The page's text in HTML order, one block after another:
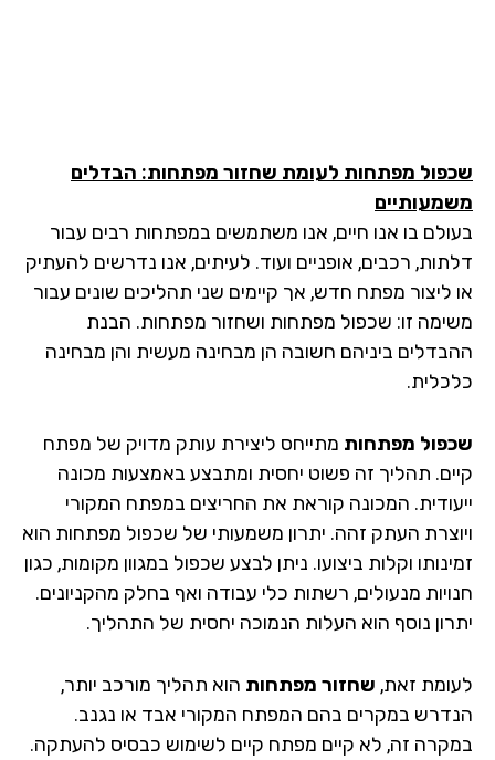
מפתחות לעומת שחזור מפתחות: הבדלים
בו אנו חיים, אנו משתמשים במפתחות רבים עבור
רכבים, אופניים ועוד. לעיתים, אנו נדרשים להעתיק
ליצור מפתח חדש, אך קיימים שני תהליכים שונים עבור
זו: שכפול מפתחות ושחזור מפתחות. הבנת
ביניהם חשובה הן מבחינה מעשית והן מבחינה
מפתחותמתייחס ליצירת עותק מדויק של מפתח
תהליך זה פשוט יחסית ומתבצע באמצעות מכונה
המכונה קוראת את החריצים במפתח המקורי
העתק זהה. יתרון משמעותי של שכפול מפתחות הוא
וקלות ביצועו. ניתן לבצע שכפול במגוון מקומות, כגון
מנעולים, רשתות כלי עבודה ואף בחלק מהקניונים.
נוסף הוא העלות הנמוכה יחסית של התהליך.
זאת,שחזור מפתחותהוא תהליך מורכב יותר,
במקרים בהם המפתח המקורי אבד או נגנב.
זה, לא קיים מפתח קיים לשימוש כבסיס להעתקה.